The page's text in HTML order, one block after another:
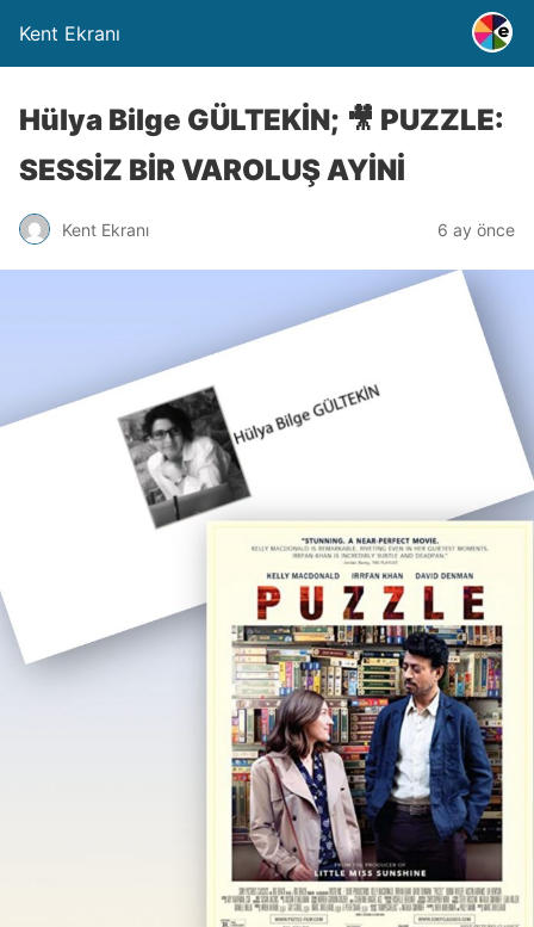
Kent Ekranı
Hülya Bilge GÜLTEKİN; 🎥 PUZZLE:
SESSİZ BİR VAROLUŞ AYİNİ
Kent Ekranı 6 ay önce